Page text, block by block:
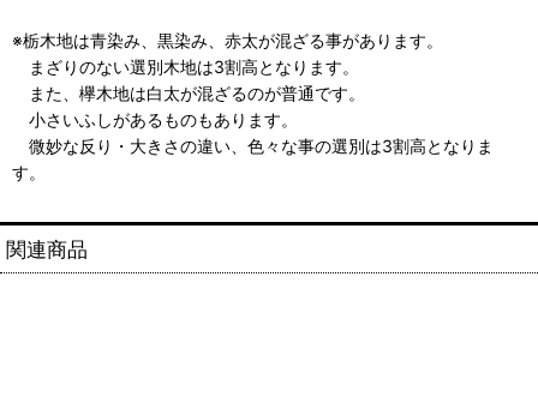
※栃木地は青染み、黒染み、赤太が混ざる事があります。
まざりのない選別木地は3割高となります。
また、欅木地は白太が混ざるのが普通です。
小さいふしがあるものもあります。
微妙な反り・大きさの違い、色々な事の選別は3割高となりま
す。
関連商品